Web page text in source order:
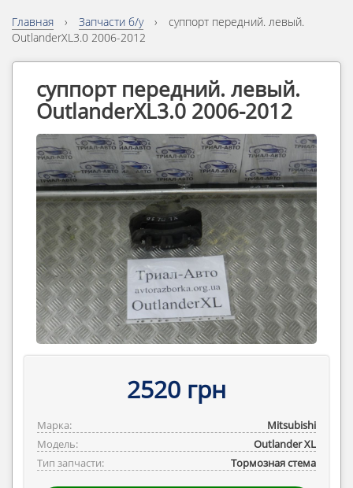
Главная › Запчасти б/у ›
суппорт передний. левый.
OutlanderXL3.0 2006-2012
суппорт передний. левый.
OutlanderXL3.0 2006-2012
2520 грн
Марка:
Mitsubishi
Модель:
Outlander ‎XL
Тип запчасти:
Тормозная стема